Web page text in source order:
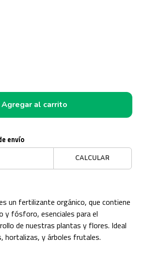
Agregar al carrito
envío
CALCULAR
un fertilizante orgánico, que contiene
y fósforo, esenciales para el
de nuestras plantas y flores. Ideal
hortalizas, y árboles frutales.